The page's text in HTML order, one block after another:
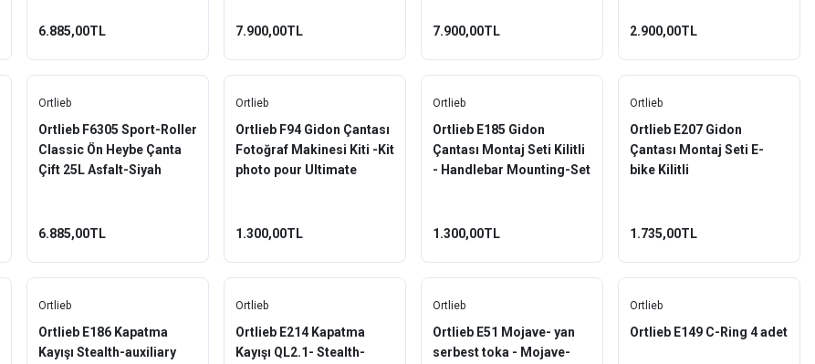
6.885,00TL 7.900,00TL 7.900,00TL 2.900,00TL
Ortlieb
Ortlieb F6305 Sport-Roller
Classic Ön Heybe Çanta
Çift 25L Asfalt-Siyah
6.885,00TL
Ortlieb
Ortlieb F94 Gidon Çantası
Fotoğraf Makinesi Kiti -Kit
photo pour Ultimate
1.300,00TL
Ortlieb
Ortlieb E185 Gidon
Çantası Montaj Seti Kilitli
- Handlebar Mounting-Set
1.300,00TL
Ortlieb
Ortlieb E207 Gidon
Çantası Montaj Seti E-
bike Kilitli
1.735,00TL
Ortlieb
Ortlieb E186 Kapatma
Kayışı Stealth-auxiliary
Ortlieb
Ortlieb E214 Kapatma
Kayışı QL2.1- Stealth-
Ortlieb
Ortlieb E51 Mojave- yan
serbest toka - Mojave-
Ortlieb
Ortlieb E149 C-Ring 4 adet